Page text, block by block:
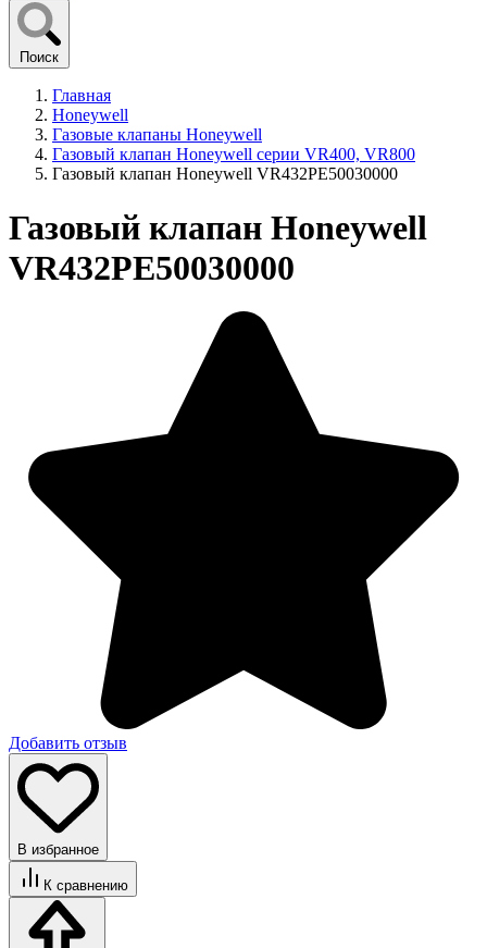
Поиск
Главная
Honeywell
Газовые клапаны Honeywell
Газовый клапан Honeywell серии VR400, VR800
Газовый клапан Honeywell VR432PE50030000
Газовый клапан Honeywell
VR432PE50030000
Добавить отзыв
В избранное
К сравнению